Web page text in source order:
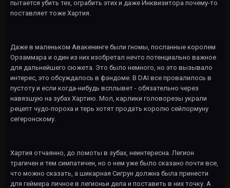
пытается убить тех, ограбить этих и даже Инквизитора почему-то
поставляет тоже Хартия.
Даже в маленьком Авакенинге были гномы, посланные королем
Орзаммара и один из них изобретал нечто потенциально важное
для дальнейшего сюжета. Это было немного, но это вызывало
интерес, это обсуждалось в фэндоме. В DAI все провалилось в
пустоту и если когда-нибудь всплывет - обязательно через
навязшую на зубах Хартию. Мол, карлики головорезы украли
рецепт чудо-пороха и терь хотят продать королю сейлормуну
сегеронскому.
Хартия отчаянно, до ломоты в зубах, неинтересна. Легион
трагичен и тем симпатичен, но о нем уже было сказано почти все,
что можно сказать, а шикарная Сигрун должна была принести
для геймера личное в легионьи дела и поставить в них точку. А